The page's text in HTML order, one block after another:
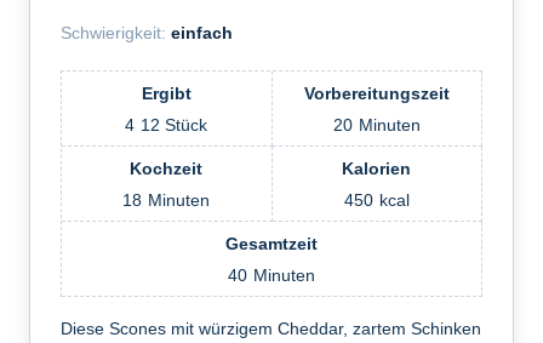
Schwierigkeit: einfach
Ergibt
4 12 Stück
Vorbereitungszeit
20 Minuten
Kochzeit
18 Minuten
Kalorien
450 kcal
Gesamtzeit
40 Minuten
Diese Scones mit würzigem Cheddar, zartem Schinken